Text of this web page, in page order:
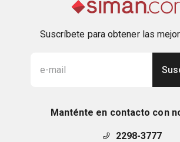
Suscríbete para obtener las
Manténte en contacto con
2298-3777